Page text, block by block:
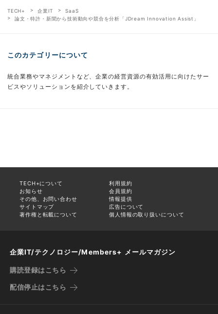
TECH+ 企業IT
SaaS
論文・特許・新聞から技術動向や競合を分析「JDream Innovation Assist」
このカテゴリーについて
統合業務やマネジメントなど、企業の経営資源の有効活用に向けたサー
ビスやソリューションを紹介していきます。
TECH+について
利用規約
お知らせ
会員規約
その他、お問い合わせ
情報提供
サイトマップ
広告について
著作権と転載について
個人情報の取り扱いについて
企業IT/テクノロジー/Members+ メールマガジン
購読登録はこちら
配信停止はこちら